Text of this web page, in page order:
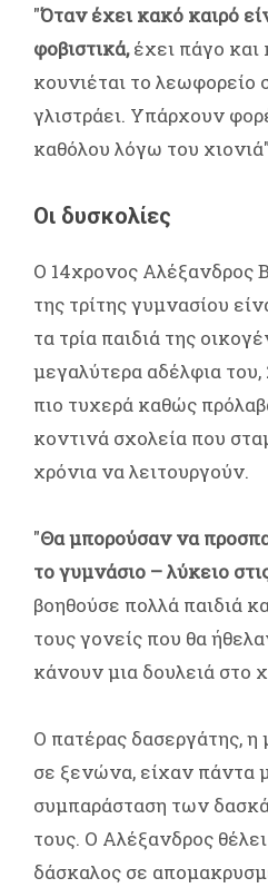
"Όταν έχει κακό καιρό
φοβιστικά,έχει πάγο και
κουνιέται το λεωφορείο
γλιστράει. Υπάρχουν
καθόλου λόγω του
Οι δυσκολίες
Ο 14χρονος Αλέξανδρος
της τρίτης γυμνασίου
τα τρία παιδιά της
μεγαλύτερα αδέλφια
πιο τυχερά καθώς
κοντινά σχολεία που
χρόνια να λειτουργούν.
"Θα μπορούσαν να
το γυμνάσιο – λύκειο
βοηθούσε πολλά παιδιά
τους γονείς που θα
κάνουν μια δουλειά στο
Ο πατέρας δασεργάτης,
σε ξενώνα, είχαν πάντα
συμπαράσταση των
τους. Ο Αλέξανδρος θέλει
δάσκαλος σε